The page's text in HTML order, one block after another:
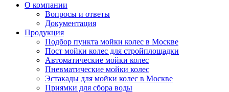
О компании
Вопросы и ответы
Документация
Продукция
Подбор пункта мойки колес в Москве
Пост мойки колес для стройплощадки
Автоматические мойки колес
Пневматические мойки колес
Эстакады для мойки колес в Москве
Приямки для сбора воды